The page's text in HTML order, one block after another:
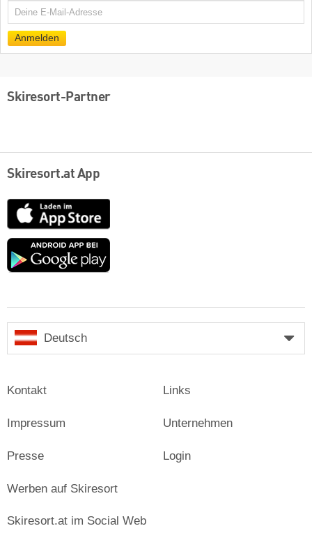
E-
Anmelden
Skiresort-Partner
Skiresort.at App
App
Store
Google
Deutsch
Kontakt
Impressum
Presse
Links
Unternehmen
Login
Werben auf Skiresort
Skiresort.at im Social Web